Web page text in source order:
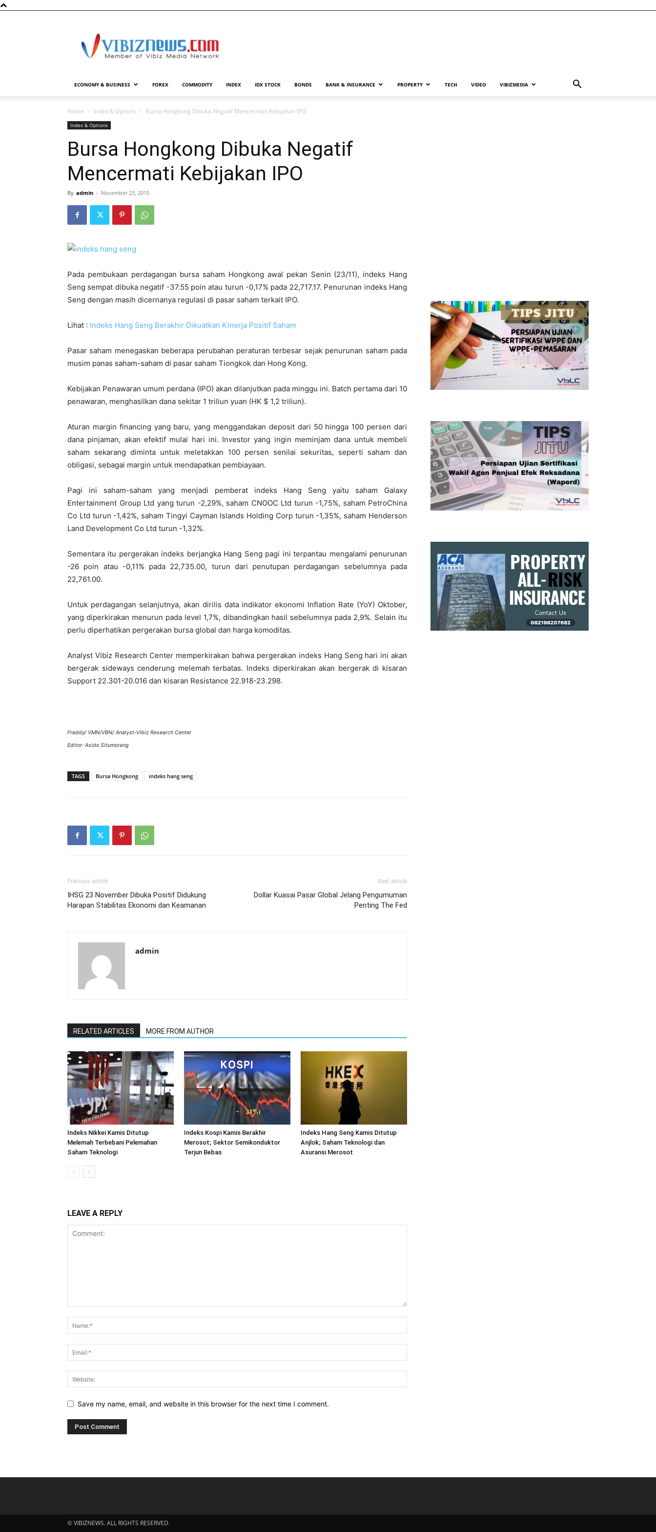
ECONOMY & BUSINESS FOREX COMMODITY INDEX IDX STOCK BONDS BANK & INSURANCE PROPERTY TECH VIDEO VIBIZMEDIA
Home Index & Options Bursa Hongkong Dibuka Negatif Mencermati Kebijakan IPO
Index & Options
Bursa Hongkong Dibuka Negatif
Mencermati Kebijakan IPO
By admin - November 23, 2015
Pada pembukaan perdagangan bursa saham Hongkong awal pekan Senin (23/11), indeks Hang
Seng sempat dibuka negatif -37.55 poin atau turun -0,17% pada 22,717.17. Penurunan indeks Hang
Seng dengan masih dicernanya regulasi di pasar saham terkait IPO.
Lihat : Indeks Hang Seng Berakhir Dikuatkan Kinerja Positif Saham
Pasar saham menegaskan beberapa perubahan peraturan terbesar sejak penurunan saham pada
musim panas saham-saham di pasar saham Tiongkok dan Hong Kong.
Kebijakan Penawaran umum perdana (IPO) akan dilanjutkan pada minggu ini. Batch pertama dari 10
penawaran, menghasilkan dana sekitar 1 triliun yuan (HK $ 1,2 triliun).
Aturan margin financing yang baru, yang menggandakan deposit dari 50 hingga 100 persen dari
dana pinjaman, akan efektif mulai hari ini. Investor yang ingin meminjam dana untuk membeli
saham sekarang diminta untuk meletakkan 100 persen senilai sekuritas, seperti saham dan
obligasi, sebagai margin untuk mendapatkan pembiayaan.
Pagi ini saham-saham yang menjadi pemberat indeks Hang Seng yaitu saham Galaxy
Entertainment Group Ltd yang turun -2,29%, saham CNOOC Ltd turun -1,75%, saham PetroChina
Co Ltd turun -1,42%, saham Tingyi Cayman Islands Holding Corp turun -1,35%, saham Henderson
Land Development Co Ltd turun -1,32%.
Sementara itu pergerakan indeks berjangka Hang Seng pagi ini terpantau mengalami penurunan
-26 poin atau -0,11% pada 22,735.00, turun dari penutupan perdagangan sebelumnya pada
22,761.00.
Untuk perdagangan selanjutnya, akan dirilis data indikator ekonomi Inflation Rate (YoY) Oktober,
yang diperkirakan menurun pada level 1,7%, dibandingkan hasil sebelumnya pada 2,9%. Selain itu
perlu diperhatikan pergerakan bursa global dan harga komoditas.
Analyst Vibiz Research Center memperkirakan bahwa pergerakan indeks Hang Seng hari ini akan
bergerak sideways cenderung melemah terbatas. Indeks diperkirakan akan bergerak di kisaran
Support 22.301-20.016 dan kisaran Resistance 22.918-23.298.
Freddy/ VMN/VBN/ Analyst-Vibiz Research Center
Editor: Asido Situmorang
TAGS Bursa Hongkong indeks hang seng
Previous article
IHSG 23 November Dibuka Positif Didukung
Harapan Stabilitas Ekonomi dan Keamanan
Next article
Dollar Kuasai Pasar Global Jelang Pengumuman
Penting The Fed
admin
RELATED ARTICLES MORE FROM AUTHOR
Indeks Nikkei Kamis Ditutup
Melemah Terbebani Pelemahan
Saham Teknologi
Indeks Kospi Kamis Berakhir
Merosot; Sektor Semikonduktor
Terjun Bebas
Indeks Hang Seng Kamis Ditutup
Anjlok; Saham Teknologi dan
Asuransi Merosot
LEAVE A REPLY
Save my name, email, and website in this browser for the next time I comment.
© VIBIZNEWS. ALL RIGHTS RESERVED.